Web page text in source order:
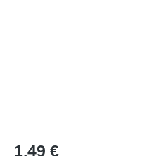
Regulärer Preis:
1,49 €